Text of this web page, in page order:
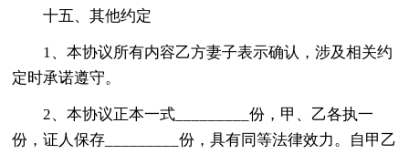
十五、其他约定
1、本协议所有内容乙方妻子表示确认，涉及相关约
定时承诺遵守。
2、本协议正本一式_________份，甲、乙各执一
份，证人保存_________份，具有同等法律效力。自甲乙